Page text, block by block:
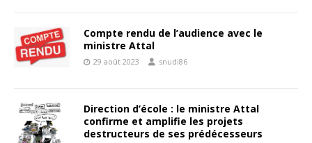
Compte rendu de l’audience avec le
ministre Attal
29 août 2023 snudi86
Direction d’école : le ministre Attal
confirme et amplifie les projets
destructeurs de ses prédécesseurs